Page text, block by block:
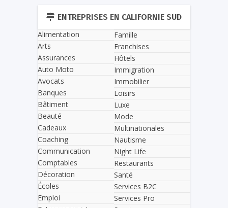
ENTREPRISES EN CALIFORNIE SUD
Alimentation
Arts
Assurances
Auto Moto
Avocats
Banques
Bâtiment
Beauté
Cadeaux
Coaching
Communication
Comptables
Décoration
Écoles
Emploi
Famille
Franchises
Hôtels
Immigration
Immobilier
Loisirs
Luxe
Mode
Multinationales
Nautisme
Night Life
Restaurants
Santé
Services B2C
Services Pro